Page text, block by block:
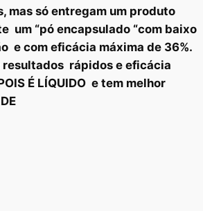
mas só entregam um produto
um “pó encapsulado “com baixo
e com eficácia máxima de 36%.
rápidos e eficácia
É LÍQUIDO e tem melhor